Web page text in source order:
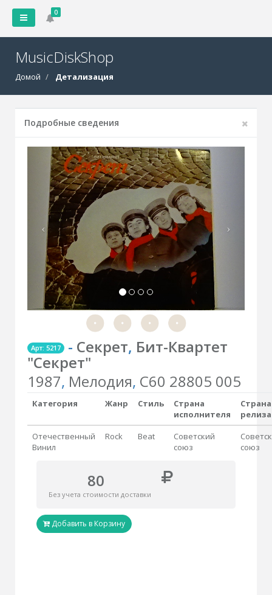
0
MusicDiskShop
Домой Детализация
Подробные сведения
Арт: 5217 - Секрет, Бит-Квартет
"Секрет"
1987, Мелодия, С60 28805 005
Категория Жанр Стиль
Страна
исполнителя
Страна
релиза
Отечественный
Винил
Rock Beat
Советский
союз
союз
80
Без учета стоимости доставки
Добавить в Корзину